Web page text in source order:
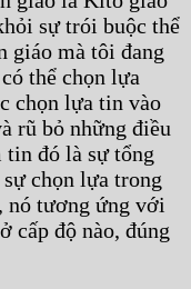
sự trói buộc thể
giáo mà tôi đang
thể chọn lựa
chọn lựa tin vào
rũ bỏ những điều
tin đó là sự tổng
chọn lựa trong
nó tương ứng với
cấp độ nào, đúng